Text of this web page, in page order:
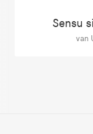
Sensu
van